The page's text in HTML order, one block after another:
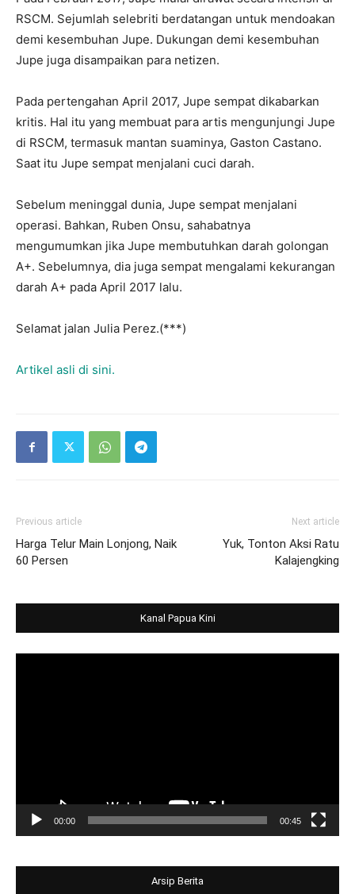
RSCM. Sejumlah selebriti berdatangan untuk mendoakan
demi kesembuhan Jupe. Dukungan demi kesembuhan
Jupe juga disampaikan para netizen.
Pada pertengahan April 2017, Jupe sempat dikabarkan
kritis. Hal itu yang membuat para artis mengunjungi Jupe
di RSCM, termasuk mantan suaminya, Gaston Castano.
Saat itu Jupe sempat menjalani cuci darah.
Sebelum meninggal dunia, Jupe sempat menjalani
operasi. Bahkan, Ruben Onsu, sahabatnya
mengumumkan jika Jupe membutuhkan darah golongan
A+. Sebelumnya, dia juga sempat mengalami kekurangan
darah A+ pada April 2017 lalu.
Selamat jalan Julia Perez.(***)
Artikel asli di sini.
Previous article
Harga Telur Main Lonjong, Naik
60 Persen
Next article
Yuk, Tonton Aksi Ratu
Kalajengking
Kanal Papua Kini
00:00 00:45
Arsip Berita